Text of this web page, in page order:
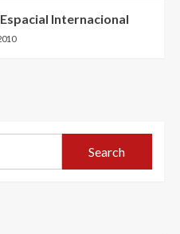
Internacional
Search